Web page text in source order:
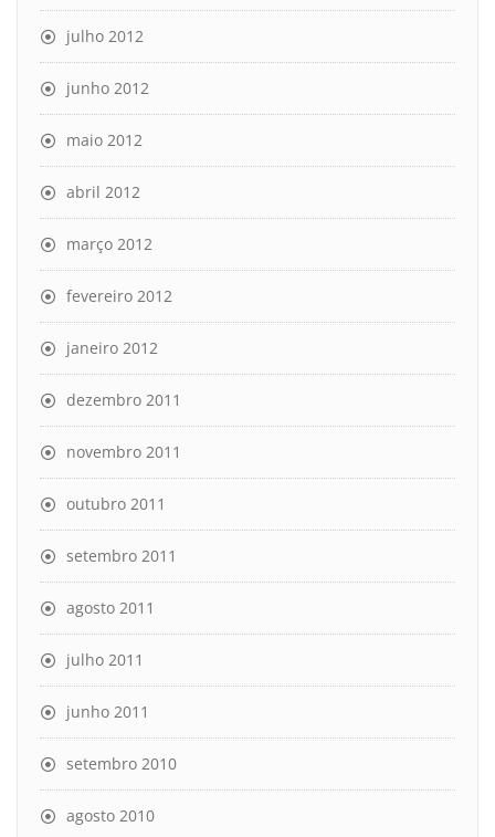
julho 2012
junho 2012
maio 2012
abril 2012
março 2012
fevereiro 2012
janeiro 2012
dezembro 2011
novembro 2011
outubro 2011
setembro 2011
agosto 2011
julho 2011
junho 2011
setembro 2010
agosto 2010